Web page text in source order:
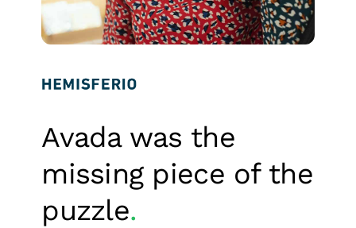
Avada was the
missing piece of the
puzzle.